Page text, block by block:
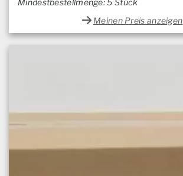
Mindestbestellmenge: 5 Stück
Meinen Preis anzeigen